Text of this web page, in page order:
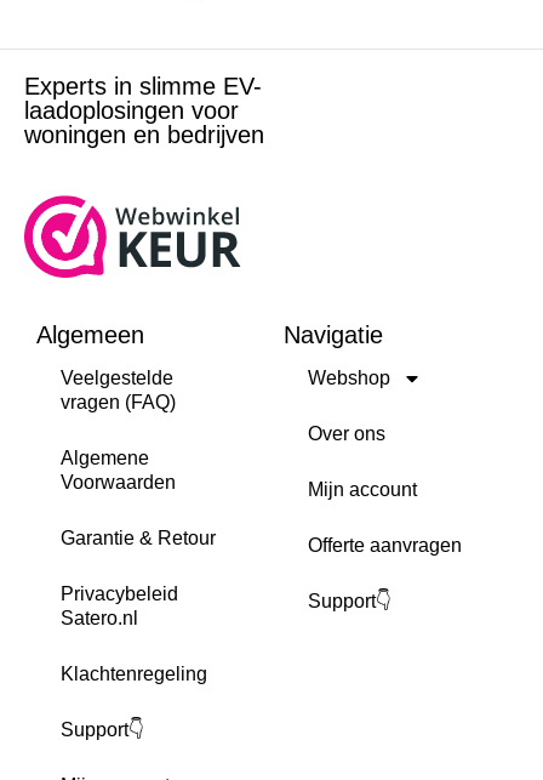
Experts in slimme EV-
laadoplosingen voor
woningen en bedrijven
Algemeen
Veelgestelde
vragen (FAQ)
Algemene
Voorwaarden
Garantie & Retour
Privacybeleid
Satero.nl
Klachtenregeling
Support👇
Navigatie
Webshop
Over ons
Mijn account
Offerte aanvragen
Support👇